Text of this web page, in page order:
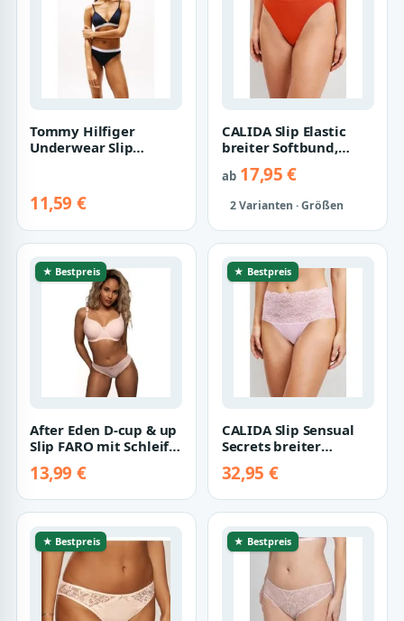
Tommy Hilfiger
Underwear Slip
11,59 €
CALIDA Slip Elastic
breiter Softbund,
Jersey, atmung…
ab17,95 €
2 Varianten · Größen
★ Bestpreis
After Eden D-cup & up
Slip FARO mit Schleife
Spi…
13,99 €
★ Bestpreis
CALIDA Slip Sensual
Secrets breiter
Mix, Single J…
32,95 €
★ Bestpreis ★ Bestpreis